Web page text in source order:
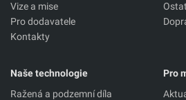
Vize a mise
Pro dodavatele
Kontakty
Naše technologie
Ražená a podzemní díla
Pro